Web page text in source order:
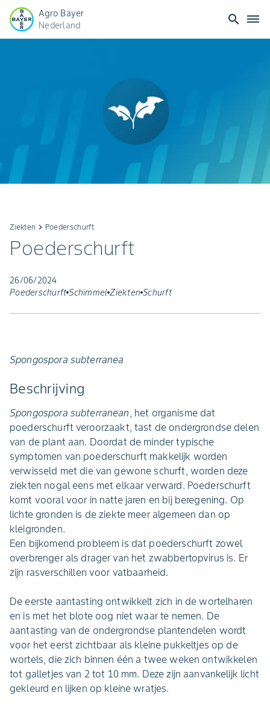
Agro Bayer
Nederland
search dehaze
Ziekten keyboard_arrow_right Poederschurft
Poederschurft
26/06/2024
Poederschurft Schimmel Ziekten Schurft
Spongospora subterranea
Beschrijving
Spongospora subterranean, het organisme dat
poederschurft veroorzaakt, tast de ondergrondse delen
van de plant aan. Doordat de minder typische
symptomen van poederschurft makkelijk worden
verwisseld met die van gewone schurft, worden deze
ziekten nogal eens met elkaar verward. Poederschurft
komt vooral voor in natte jaren en bij beregening. Op
lichte gronden is de ziekte meer algemeen dan op
kleigronden.
Een bijkomend probleem is dat poederschurft zowel
overbrenger als drager van het zwabbertopvirus is. Er
zijn rasverschillen voor vatbaarheid.
De eerste aantasting ontwikkelt zich in de wortelharen
en is met het blote oog niet waar te nemen. De
aantasting van de ondergrondse plantendelen wordt
voor het eerst zichtbaar als kleine pukkeltjes op de
wortels, die zich binnen één a twee weken ontwikkelen
tot galletjes van 2 tot 10 mm. Deze zijn aanvankelijk licht
gekleurd en lijken op kleine wratjes.